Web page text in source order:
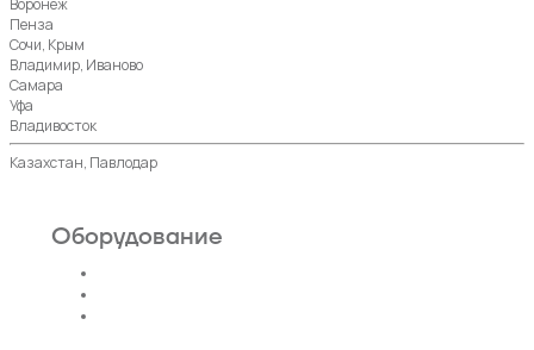
Воронеж
Пенза
Сочи, Крым
Владимир, Иваново
Самара
Уфа
Владивосток
Казахстан, Павлодар
Оборудование